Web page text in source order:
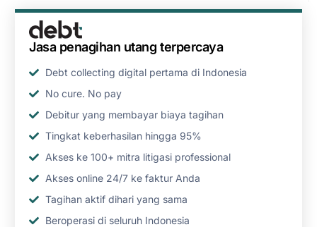
Jasa penagihan utang terpercaya
Debt collecting digital pertama di Indonesia
No cure. No pay
Debitur yang membayar biaya tagihan
Tingkat keberhasilan hingga 95%
Akses ke 100+ mitra litigasi professional
Akses online 24/7 ke faktur Anda
Tagihan aktif dihari yang sama
Beroperasi di seluruh Indonesia